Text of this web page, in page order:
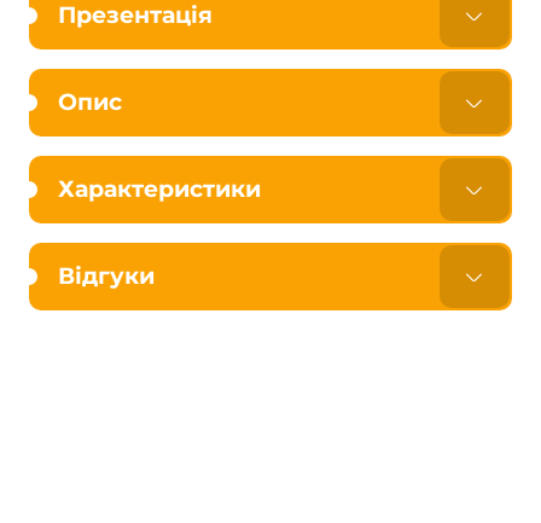
Презентація
Опис
Характеристики
Відгуки